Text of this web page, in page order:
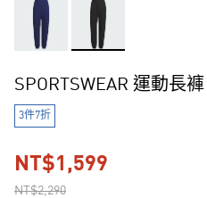
SPORTSWEAR 運動長褲
3件7折
NT$2,290
NT$1,599